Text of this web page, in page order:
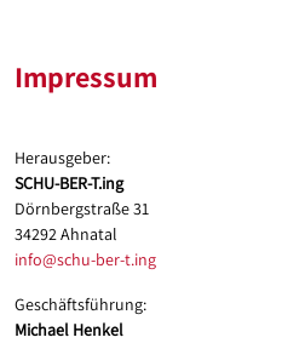
Impressum
Herausgeber:
SCHU-BER-T.ing
Dörnbergstraße 31
34292 Ahnatal
info@schu-ber-t.ing
Geschäftsführung:
Michael Henkel